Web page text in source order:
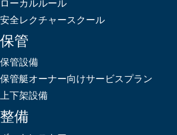
ローカルルール
安全レクチャースクール
保管
保管設備
保管艇オーナー向けサービスプラン
上下架設備
整備